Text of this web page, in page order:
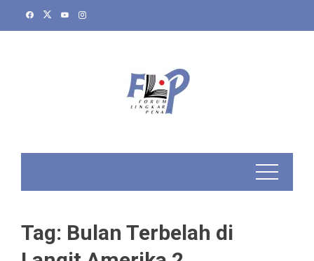
Tag: Bulan Terbelah di